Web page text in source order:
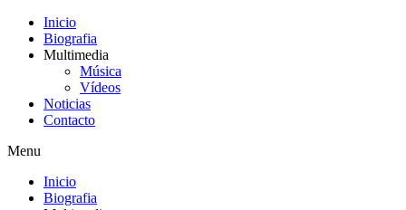
Inicio
Biografia
Multimedia
Música
Vídeos
Noticias
Contacto
Menu
Inicio
Biografia